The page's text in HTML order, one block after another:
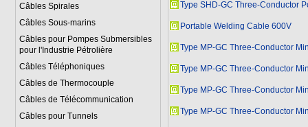
Câbles Spirales
Câbles Sous-marins
Câbles pour Pompes Submersibles
pour l'Industrie Pétrolière
Câbles Téléphoniques
Câbles de Thermocouple
Câbles de Télécommunication
Câbles pour Tunnels
Type SHD-GC Three-Conductor
Portable Welding Cable 600V
Type MP-GC Three-Conductor
Type MP-GC Three-Conductor
Type MP-GC Three-Conductor
Type MP-GC Three-Conductor